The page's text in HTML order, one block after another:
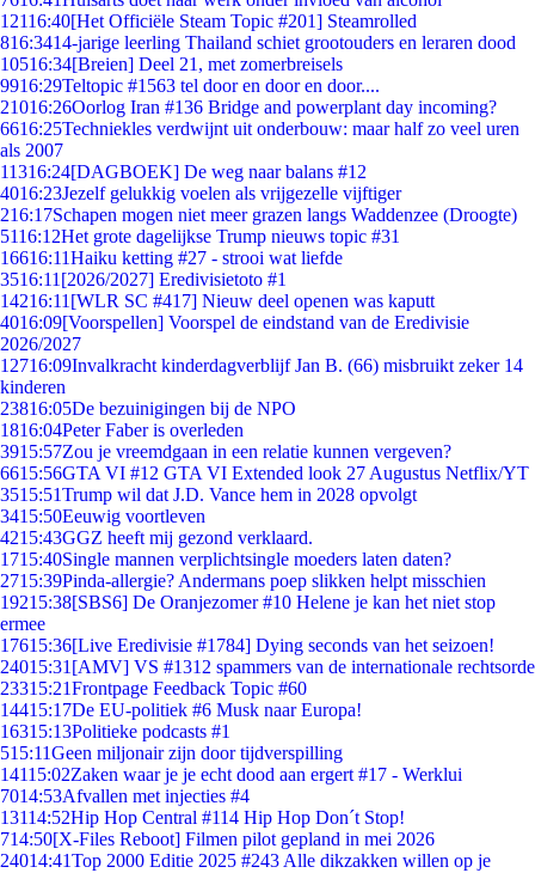
12116:40[Het Officiële Steam Topic #201] Steamrolled
816:3414-jarige leerling Thailand schiet grootouders en leraren dood
10516:34[Breien] Deel 21, met zomerbreisels
9916:29Teltopic #1563 tel door en door en door....
21016:26Oorlog Iran #136 Bridge and powerplant day incoming?
6616:25Techniekles verdwijnt uit onderbouw: maar half zo veel uren
als 2007
11316:24[DAGBOEK] De weg naar balans #12
4016:23Jezelf gelukkig voelen als vrijgezelle vijftiger
216:17Schapen mogen niet meer grazen langs Waddenzee (Droogte)
5116:12Het grote dagelijkse Trump nieuws topic #31
16616:11Haiku ketting #27 - strooi wat liefde
3516:11 [2026/2027] Eredivisietoto #1
14216:11 [WLR SC #417] Nieuw deel openen was kaputt
4016:09[Voorspellen] Voorspel de eindstand van de Eredivisie
2026/2027
12716:09Invalkracht kinderdagverblijf Jan B. (66) misbruikt zeker 14
kinderen
23816:05De bezuinigingen bij de NPO
1816:04Peter Faber is overleden
3915:57Zou je vreemdgaan in een relatie kunnen vergeven?
6615:56GTA VI #12 GTA VI Extended look 27 Augustus Netflix/YT
3515:51Trump wil dat J.D. Vance hem in 2028 opvolgt
3415:50Eeuwig voortleven
4215:43GGZ heeft mij gezond verklaard.
1715:40Single mannen verplichtsingle moeders laten daten?
2715:39Pinda-allergie? Andermans poep slikken helpt misschien
19215:38[SBS6] De Oranjezomer #10 Helene je kan het niet stop
ermee
17615:36[Live Eredivisie #1784] Dying seconds van het seizoen!
24015:31 [AMV] VS #1312 spammers van de internationale rechtsorde
23315:21Frontpage Feedback Topic #60
14415:17De EU-politiek #6 Musk naar Europa!
16315:13Politieke podcasts #1
515:11Geen miljonair zijn door tijdverspilling
14115:02Zaken waar je je echt dood aan ergert #17 - Werklui
7014:53Afvallen met injecties #4
13114:52Hip Hop Central #114 Hip Hop Don´t Stop!
714:50[X-Files Reboot] Filmen pilot gepland in mei 2026
24014:41Top 2000 Editie 2025 #243 Alle dikzakken willen op je